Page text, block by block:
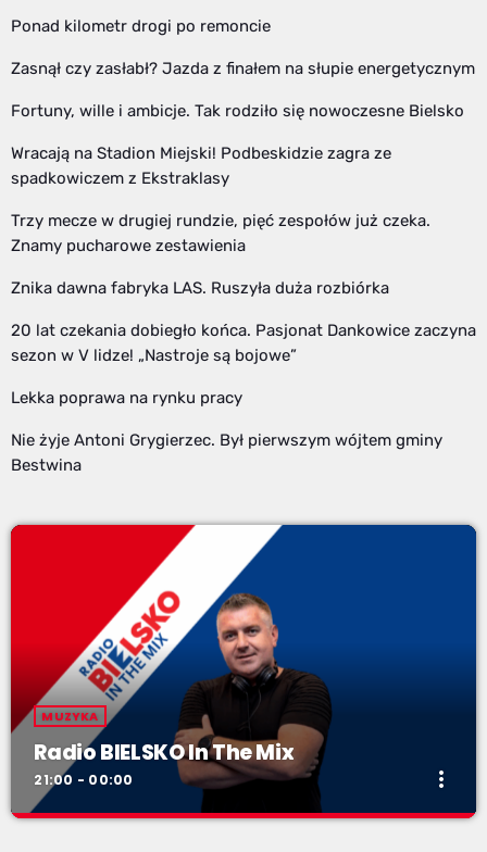
Ponad kilometr drogi po remoncie
Zasnął czy zasłabł? Jazda z finałem na słupie energetycznym
Fortuny, wille i ambicje. Tak rodziło się nowoczesne Bielsko
Wracają na Stadion Miejski! Podbeskidzie zagra ze
spadkowiczem z Ekstraklasy
Trzy mecze w drugiej rundzie, pięć zespołów już czeka.
Znamy pucharowe zestawienia
Znika dawna fabryka LAS. Ruszyła duża rozbiórka
20 lat czekania dobiegło końca. Pasjonat Dankowice zaczyna
sezon w V lidze! „Nastroje są bojowe”
Lekka poprawa na rynku pracy
Nie żyje Antoni Grygierzec. Był pierwszym wójtem gminy
Bestwina
MUZYKA
Radio BIELSKO In The Mix
21:00 - 00:00 more_vert